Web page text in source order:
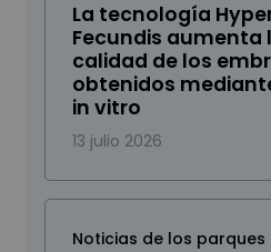
La tecnología
Fecundis aumenta
calidad de los
obtenidos
in vitro
13 julio 2026
Noticias de los parques